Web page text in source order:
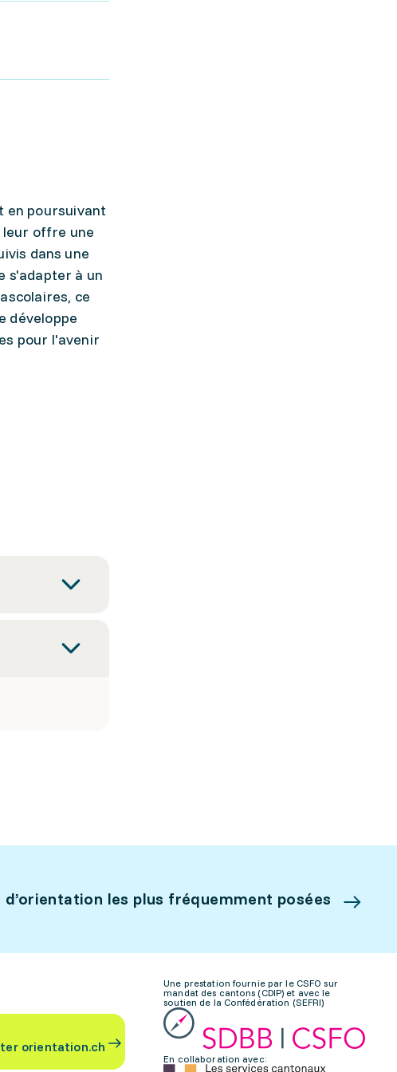
en poursuivant
leur offre une
dans une
s'adapter à un
ce
développe
pour l'avenir
d’orientation les plus fréquemment posées
orientation.ch
Une prestation fournie par le CSFO sur
mandat des cantons (CDIP) et avec le
soutien de la Confédération (SEFRI)
En collaboration avec: